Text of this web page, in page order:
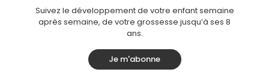
Suivez le développement de votre enfant semaine
après semaine, de votre grossesse jusqu’à ses 8
ans.
Je m'abonne